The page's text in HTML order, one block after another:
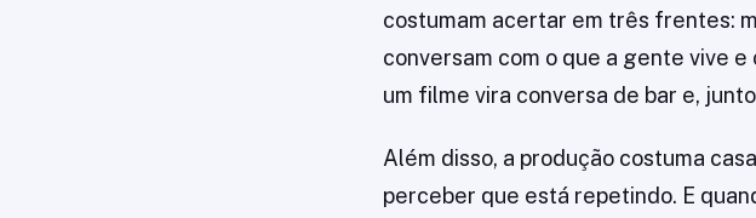
costumam acertar em três frentes:
conversam com o que a gente vive
um filme vira conversa de bar e,
Além disso, a produção costuma
perceber que está repetindo. E